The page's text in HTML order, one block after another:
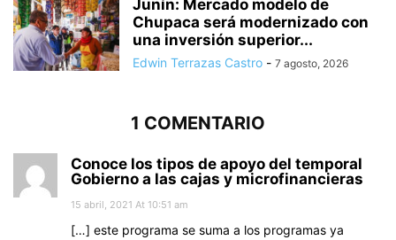
Junín: Mercado modelo de
Chupaca será modernizado con
una inversión superior...
Edwin Terrazas Castro - 7 agosto, 2026
1 COMENTARIO
Conoce los tipos de apoyo del temporal
Gobierno a las cajas y microfinancieras
15 abril, 2021 At 10:51 am
[…] este programa se suma a los programas ya